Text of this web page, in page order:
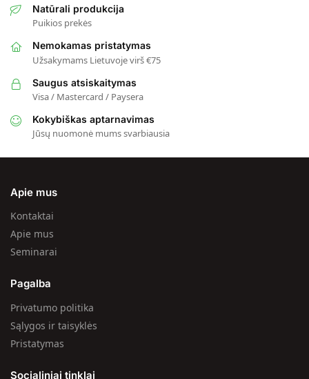
Natūrali produkcija
Puikios prekės
Nemokamas pristatymas
Užsakymams Lietuvoje virš €75
Saugus atsiskaitymas
Visa / Mastercard / Paysera
Kokybiškas aptarnavimas
Jūsų nuomonė mums svarbiausia
Apie mus
Kontaktai
Apie mus
Seminarai
Pagalba
Privatumo politika
Sąlygos ir taisyklės
Pristatymas
Socialiniai tinklai